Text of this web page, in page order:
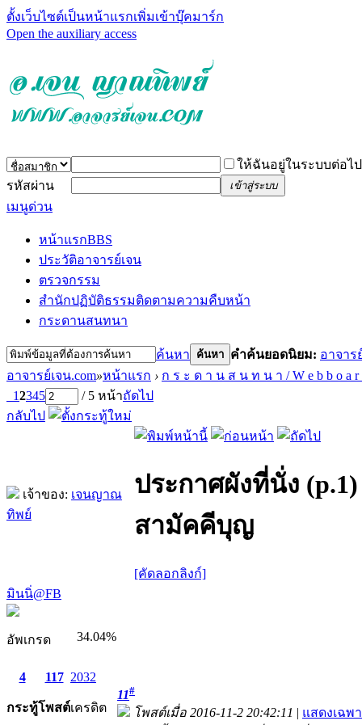
ตั้งเว็บไซต์เป็นหน้าแรกเพิ่มเข้าบุ๊คมาร์ก
Open the auxiliary access
ให้ฉันอยู่ในระบบต่อไป
รหัสผ่าน
เข้าสู่ระบบ
เมนูด่วน
หน้าแรกBBS
ประวัติอาจารย์เจน
ตรวจกรรม
สำนักปฏิบัติธรรมติดตามความคืบหน้า
กระดานสนทนา
ค้นหา ค้นหา คำค้นยอดนิยม: อาจาร
อาจารย์เจน.com»หน้าแรก › ก ร ะ ด า น ส น ท น า / W e b b o a r
12345 / 5 หน้าถัดไป
กลับไป
เจ้าของ: เจนญาณ
ทิพย์
ประกาศผังที่นั่ง
สามัคคีบุญ
[คัดลอกลิงก์]
มินนิ่@FB
อัพเกรด 34.04%
4
กระทู้
117
โพสต์
2032
เครดิต
11#
โพสต์เมื่อ 2016-11-2 20:42:11 | แสดงเฉพ